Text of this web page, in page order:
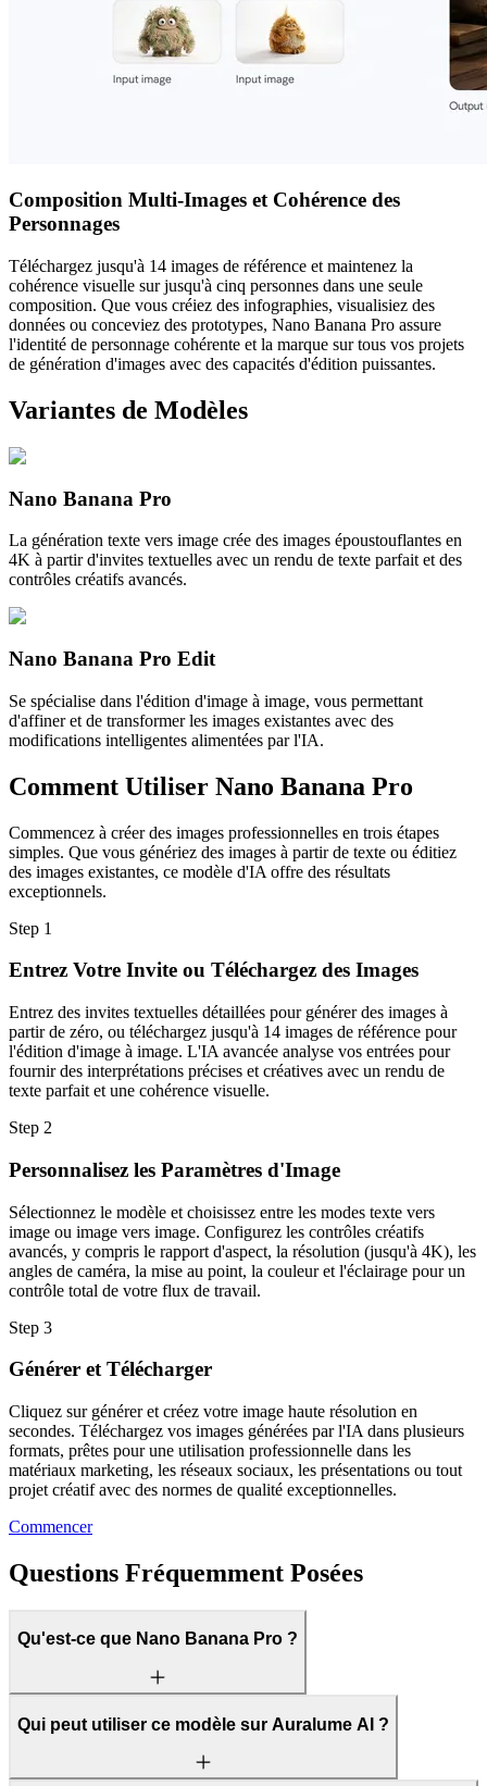
Composition Multi-Images et Cohérence des
Personnages
Téléchargez jusqu'à 14 images de référence et maintenez la
cohérence visuelle sur jusqu'à cinq personnes dans une seule
composition. Que vous créiez des infographies, visualisiez des
données ou conceviez des prototypes, Nano Banana Pro assure
l'identité de personnage cohérente et la marque sur tous vos projets
de génération d'images avec des capacités d'édition puissantes.
Variantes de Modèles
Nano Banana Pro
La génération texte vers image crée des images époustouflantes en
4K à partir d'invites textuelles avec un rendu de texte parfait et des
contrôles créatifs avancés.
Nano Banana Pro Edit
Se spécialise dans l'édition d'image à image, vous permettant
d'affiner et de transformer les images existantes avec des
modifications intelligentes alimentées par l'IA.
Comment Utiliser Nano Banana Pro
Commencez à créer des images professionnelles en trois étapes
simples. Que vous génériez des images à partir de texte ou éditiez
des images existantes, ce modèle d'IA offre des résultats
exceptionnels.
Step 1
Entrez Votre Invite ou Téléchargez des Images
Entrez des invites textuelles détaillées pour générer des images à
partir de zéro, ou téléchargez jusqu'à 14 images de référence pour
l'édition d'image à image. L'IA avancée analyse vos entrées pour
fournir des interprétations précises et créatives avec un rendu de
texte parfait et une cohérence visuelle.
Step 2
Personnalisez les Paramètres d'Image
Sélectionnez le modèle et choisissez entre les modes texte vers
image ou image vers image. Configurez les contrôles créatifs
avancés, y compris le rapport d'aspect, la résolution (jusqu'à 4K), les
angles de caméra, la mise au point, la couleur et l'éclairage pour un
contrôle total de votre flux de travail.
Step 3
Générer et Télécharger
Cliquez sur générer et créez votre image haute résolution en
secondes. Téléchargez vos images générées par l'IA dans plusieurs
formats, prêtes pour une utilisation professionnelle dans les
matériaux marketing, les réseaux sociaux, les présentations ou tout
projet créatif avec des normes de qualité exceptionnelles.
Commencer
Questions Fréquemment Posées
Qu'est-ce que Nano Banana Pro ?
Qui peut utiliser ce modèle sur Auralume AI ?